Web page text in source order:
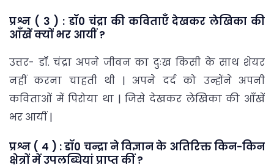
प्रश्न ( 3 ) : डॉ0 चंद्रा की कविताएँ देखकर लेखिका की
आँखें क्यों भर आयीं ?
उत्तर- डॉ. चंद्रा अपने जीवन का दुःख किसी के साथ शेयर
नहीं करना चाहती थी | अपने दर्द को उन्होंने अपनी
कविताओं में पिरोया था | जिसे देखकर लेखिका की आँखें
भर आयीं |
प्रश्न ( 4 ) : डॉ0 चन्द्रा ने विज्ञान के अतिरिक्त किन-किन
क्षेत्रों में उपलब्धियां प्राप्त कीं ?